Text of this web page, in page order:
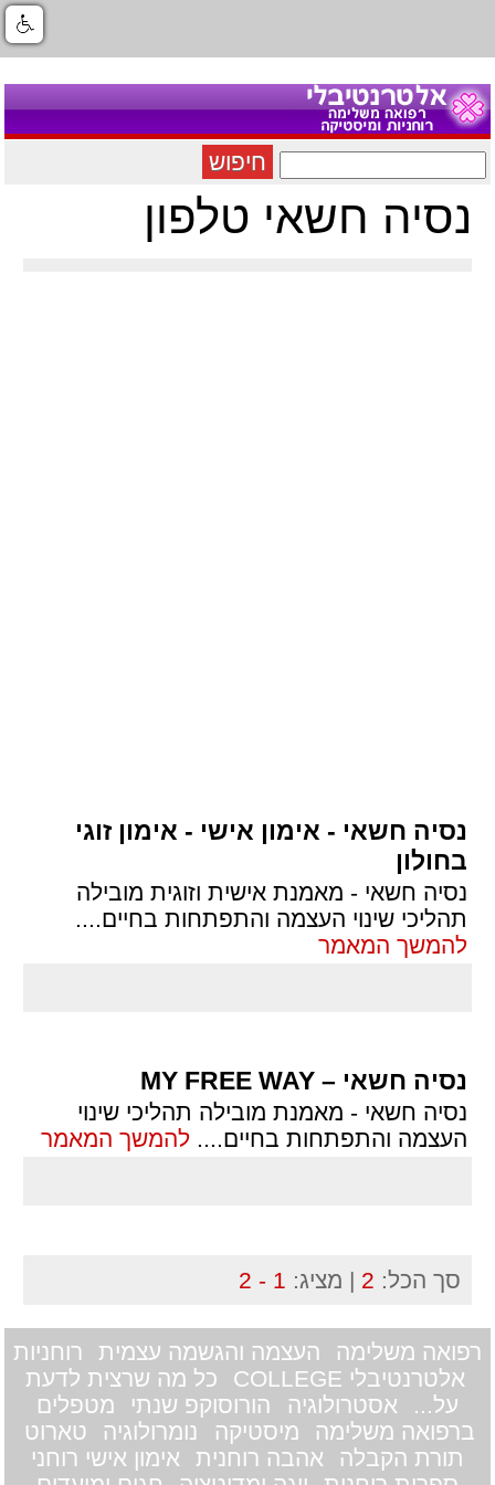
חיפוש
נסיה חשאי טלפון
נסיה חשאי - אימון אישי - אימון זוגי
בחולון
נסיה חשאי - מאמנת אישית וזוגית מובילה
תהליכי שינוי העצמה והתפתחות בחיים....
להמשך המאמר
נסיה חשאי – MY FREE WAY
נסיה חשאי - מאמנת מובילה תהליכי שינוי
העצמה והתפתחות בחיים.... להמשך המאמר
סך הכל: 2 | מציג: 1 - 2
רפואה משלימה העצמה והגשמה עצמית
רוחניות
אלטרנטיבלי COLLEGE
כל מה שרצית לדעת
על...
אסטרולוגיה הורוסוקפ שנתי
מטפלים
ברפואה משלימה
מיסטיקה נומרולוגיה
טארוט
תורת הקבלה
אהבה רוחנית
אימון אישי רוחני